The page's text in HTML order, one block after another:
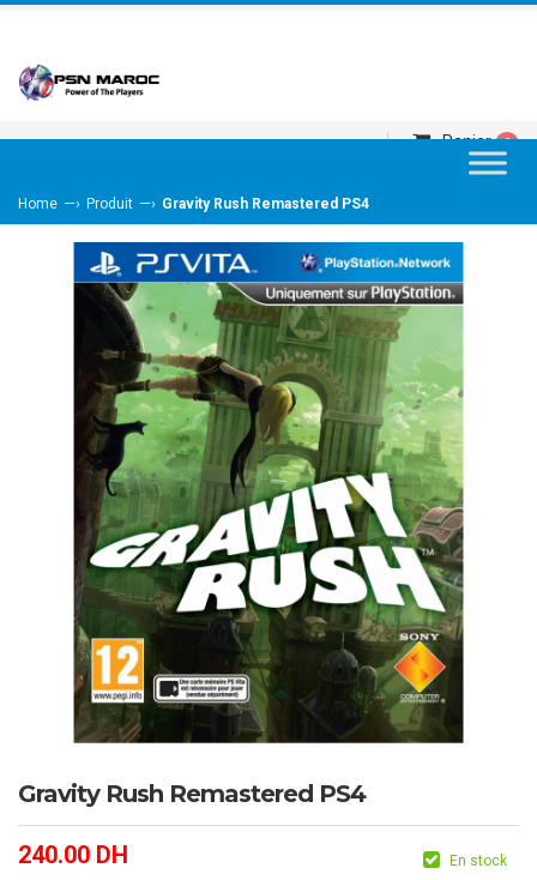
Panier 0
Home —› Produit —› Gravity Rush Remastered PS4
Gravity Rush Remastered PS4
240.00 DH En stock